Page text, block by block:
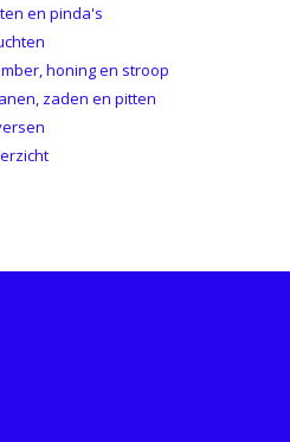
en pinda's
honing en stroop
zaden en pitten